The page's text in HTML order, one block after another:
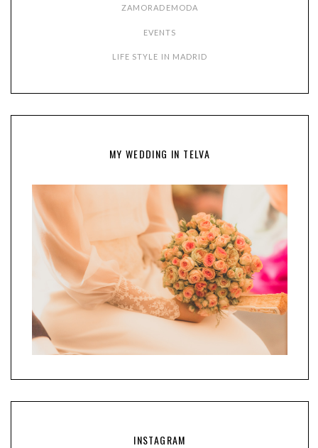
ZAMORADEMODA
EVENTS
LIFE STYLE IN MADRID
MY WEDDING IN TELVA
INSTAGRAM